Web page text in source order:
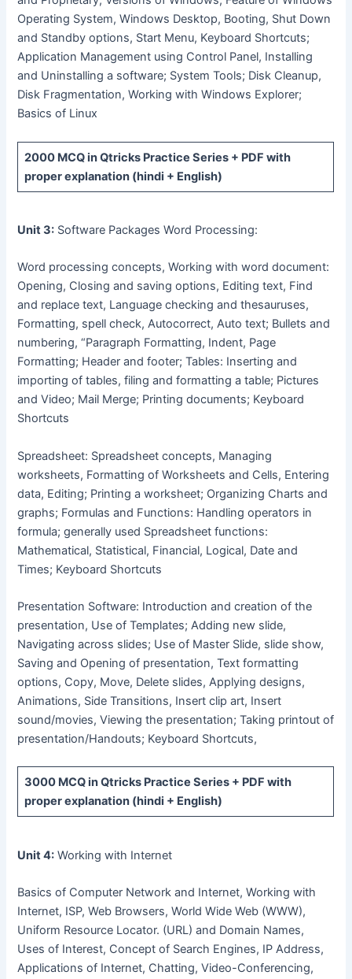
Operating System, Windows Desktop, Booting, Shut Down
and Standby options, Start Menu, Keyboard Shortcuts;
Application Management using Control Panel, Installing
and Uninstalling a software; System Tools; Disk Cleanup,
Disk Fragmentation, Working with Windows Explorer;
Basics of Linux
2000 MCQin Qtricks Practice Series + PDF with
proper explanation (hindi + English)
Unit 3: Software Packages Word Processing:
Word processing concepts, Working with word document:
Opening, Closing and saving options, Editing text, Find
and replace text, Language checking and thesauruses,
Formatting, spell check, Autocorrect, Auto text; Bullets and
numbering, “Paragraph Formatting, Indent, Page
Formatting; Header and footer; Tables: Inserting and
importing of tables, filing and formatting a table; Pictures
and Video; Mail Merge; Printing documents; Keyboard
Shortcuts
Spreadsheet: Spreadsheet concepts, Managing
worksheets, Formatting of Worksheets and Cells, Entering
data, Editing; Printing a worksheet; Organizing Charts and
graphs; Formulas and Functions: Handling operators in
formula; generally used Spreadsheet functions:
Mathematical, Statistical, Financial, Logical, Date and
Times; Keyboard Shortcuts
Presentation Software: Introduction and creation of the
presentation, Use of Templates; Adding new slide,
Navigating across slides; Use of Master Slide, slide show,
Saving and Opening of presentation, Text formatting
options, Copy, Move, Delete slides, Applying designs,
Animations, Side Transitions, Insert clip art, Insert
sound/movies, Viewing the presentation; Taking printout of
presentation/Handouts; Keyboard Shortcuts,
3000 MCQin Qtricks Practice Series + PDF with
proper explanation (hindi + English)
Unit 4: Working with Internet
Basics of Computer Network and Internet, Working with
Internet, ISP, Web Browsers, World Wide Web (WWW),
Uniform Resource Locator. (URL) and Domain Names,
Uses of Interest, Concept of Search Engines, IP Address,
Applications of Internet, Chatting, Video-Conferencing,